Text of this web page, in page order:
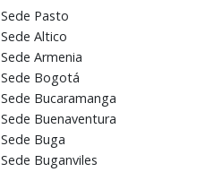
Sede Pasto
Sede Altico
Sede Armenia
Sede Bogotá
Sede Bucaramanga
Sede Buenaventura
Sede Buga
Sede Buganviles